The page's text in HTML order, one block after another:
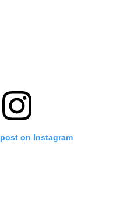
on Instagram